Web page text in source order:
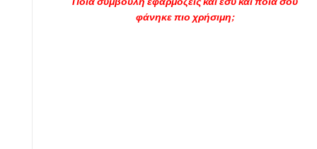
φάνηκε πιο χρήσιμη;